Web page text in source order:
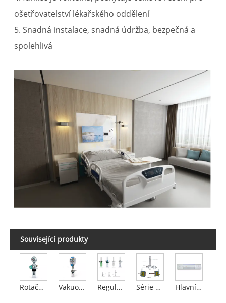
ošetřovatelství lékařského oddělení
5. Snadná instalace, snadná údržba, bezpečná a
spolehlivá
Související produkty
Rotační vozíkový regulátor vakua Vakuový regulátor věžového typu Regulátor kyslíku věžového typu Série bóje vzduchu inhalátory Hlavní jednotka